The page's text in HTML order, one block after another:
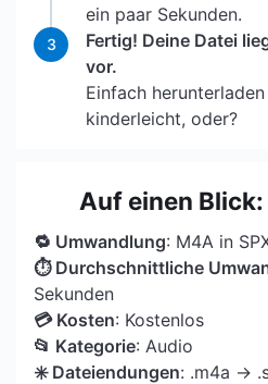
ein paar Sekunden.
3
Fertig! Deine Datei
vor.
Einfach
kinderleicht, oder?
Auf einen Blick:
🔁 Umwandlung: M4A in
⏱ Durchschnittliche
Sekunden
💳 Kosten: Kostenlos
📂 Kategorie: Audio
✳️ Dateiendungen: .m4a →